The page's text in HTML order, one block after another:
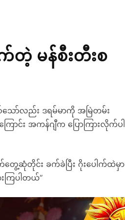
မန်စီးတီးစ
ော်လည်း ဒရမ်မာကို အမြဲတမ်း
ောင်း အကန်ဂျီက ပြောကြားလိုက်ပါ
ေ့ဆုံတိုင်း ခက်ခဲပြီး ဂိုးပေါက်ထဲမှာ
ကြပါတယ်”